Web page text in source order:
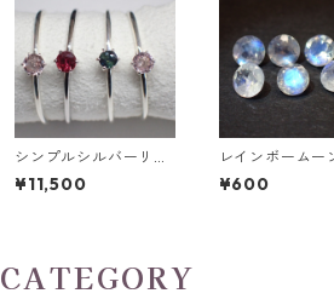
シンプルシルバーリン
グ 3ｍｍ 9号/11号
¥11,500
レインボームー
ーン（アンデシ
ワイトラブラド
¥600
CATEGORY